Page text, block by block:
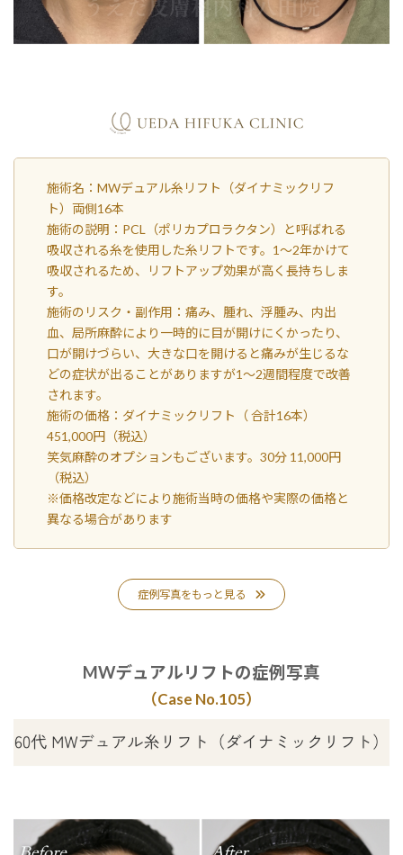
施術名：MWデュアル糸リフト（ダイナミックリフ
ト）両側16本
施術の説明：PCL（ポリカプロラクタン）と呼ばれる
吸収される糸を使用した糸リフトです。1～2年かけて
吸収されるため、リフトアップ効果が高く長持ちしま
す。
施術のリスク・副作用：痛み、腫れ、浮腫み、内出
血、局所麻酔により一時的に目が開けにくかったり、
口が開けづらい、大きな口を開けると痛みが生じるな
どの症状が出ることがありますが1～2週間程度で改善
されます。
施術の価格：ダイナミックリフト（ 合計16本）
451,000円（税込）
笑気麻酔のオプションもございます。30分 11,000円
（税込）
※価格改定などにより施術当時の価格や実際の価格と
異なる場合があります
症例写真をもっと見る
MWデュアルリフトの症例写真
（Case No.105）